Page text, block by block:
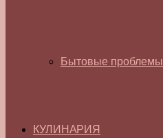
Бытовые проблемы
КУЛИНАРИЯ